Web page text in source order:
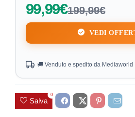
99,99€199,99€
VEDI
🚚 Venduto e spedito da Mediaworld
Salva
0